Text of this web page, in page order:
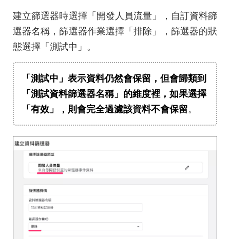
建立篩選器時選擇「開發人員流量」，自訂資料篩
選器名稱，篩選器作業選擇「排除」，篩選器的狀
態選擇「測試中」。
「測試中」表示資料仍然會保留，但會歸類到
「測試資料篩選器名稱」的維度裡，如果選擇
「有效」，則會完全過濾該資料不會保留。